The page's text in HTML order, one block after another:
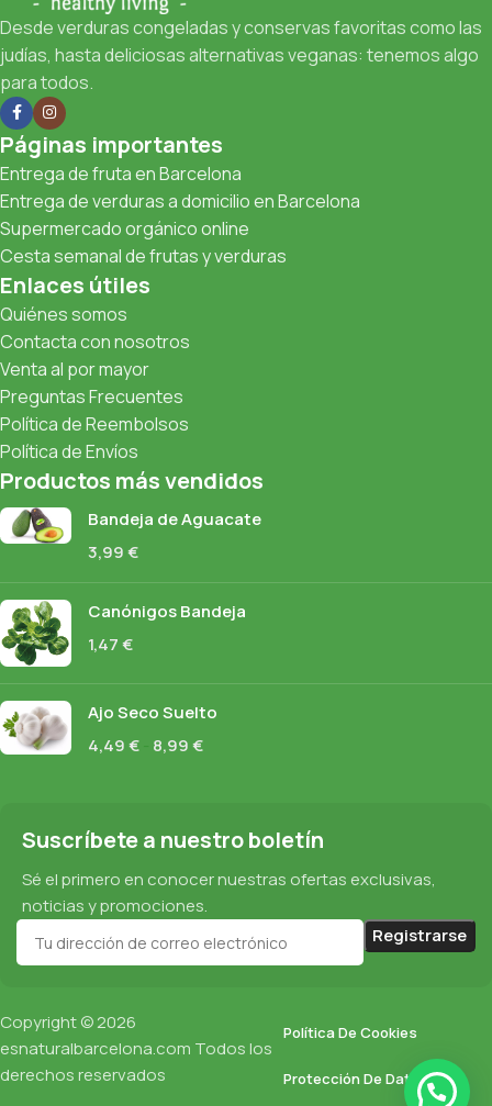
Desde verduras congeladas y conservas favoritas como las
judías, hasta deliciosas alternativas veganas: tenemos algo
para todos.
Páginas importantes
Entrega de fruta en Barcelona
Entrega de verduras a domicilio en Barcelona
Supermercado orgánico online
Cesta semanal de frutas y verduras
Enlaces útiles
Quiénes somos
Contacta con nosotros
Venta al por mayor
Preguntas Frecuentes
Política de Reembolsos
Política de Envíos
Productos más vendidos
Bandeja de Aguacate
3,99€
Canónigos Bandeja
1,47€
Ajo Seco Suelto
4,49€ 8,99€
Suscríbete a nuestro boletín
Sé el primero en conocer nuestras ofertas exclusivas,
noticias y promociones.
Copyright © 2026
esnaturalbarcelona.com Todos los
derechos reservados
Política De Cookies
Protección De Datos